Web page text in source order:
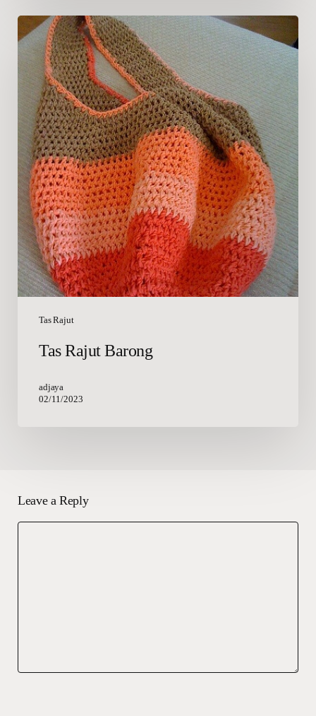
Tas Rajut
Tas
Rajut
Barong
Tas Rajut Barong
adjaya
02/11/2023
Leave a Reply